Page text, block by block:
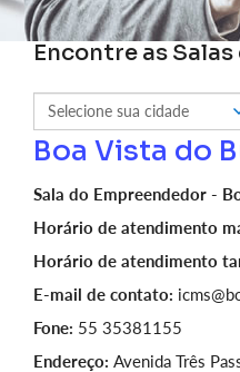
Encontre as
Boa Vista do
Sala do Empreendedor -
Horário de atendimento
Horário de atendimento
E-mail de contato:
Fone: 55 35381155
Endereço: Avenida Três